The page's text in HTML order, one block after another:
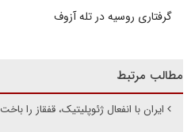
گرفتاری روسیه در تله آزوف
مطالب مرتبط
ایران با انفعال ژئوپلیتیک، قفقاز را باخت